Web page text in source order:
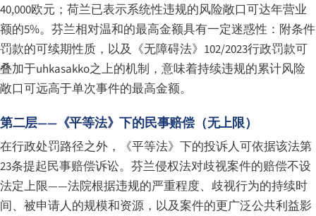
40,000欧元；荷兰已表示系统性违规的风险敞口可达年营业
额的5%。芬兰相对温和的最高金额具有一定迷惑性：附条件
罚款的可续期性质，以及《无障碍法》102/2023行政罚款可
叠加于uhkasakko之上的机制，意味着持续违规的累计风险
敞口可远高于单次事件的最高金额。
第二层——《平等法》下的民事赔偿（无上限）
在行政处罚路径之外，《平等法》下的投诉人可依据该法第
23条提起民事赔偿诉讼。芬兰侵权法对歧视案件的赔偿不设
法定上限——法院根据违规的严重程度、歧视行为的持续时
间、被申请人的规模和资源，以及案件的更广泛公共利益影